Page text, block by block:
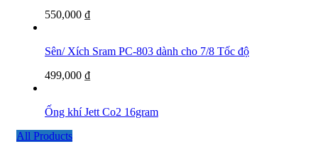
550,000 ₫
Sên/ Xích Sram PC-803 dành cho 7/8 Tốc độ
499,000 ₫
Ống khí Jett Co2 16gram
All Products